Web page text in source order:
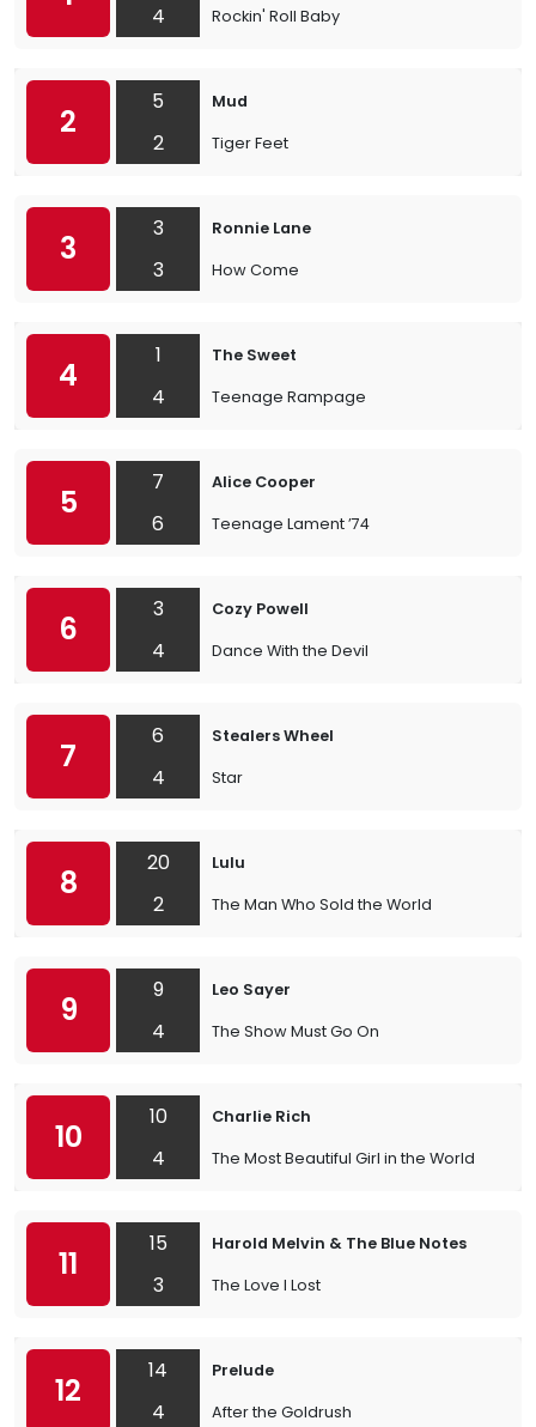
4 Rockin' Roll Baby
2
5
2
Mud
Tiger Feet
3
3
3
Ronnie Lane
How Come
4
1
4
The Sweet
Teenage Rampage
5
7
6
Alice Cooper
Teenage Lament ’74
6
3
4
Cozy Powell
Dance With the Devil
7
6
4
Stealers Wheel
Star
8
20
2
Lulu
The Man Who Sold the World
9
9
4
Leo Sayer
The Show Must Go On
10
10
4
Charlie Rich
The Most Beautiful Girl in the World
11
15
3
Harold Melvin & The Blue Notes
The Love I Lost
12
14
4
Prelude
After the Goldrush